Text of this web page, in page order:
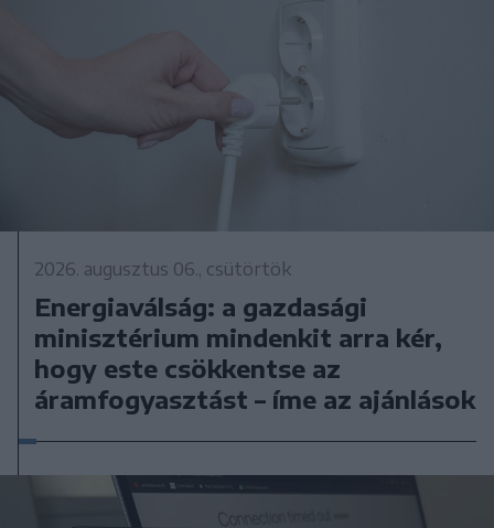
2026. augusztus 06., csütörtök
Energiaválság: a gazdasági
minisztérium mindenkit arra kér,
hogy este csökkentse az
áramfogyasztást – íme az ajánlások